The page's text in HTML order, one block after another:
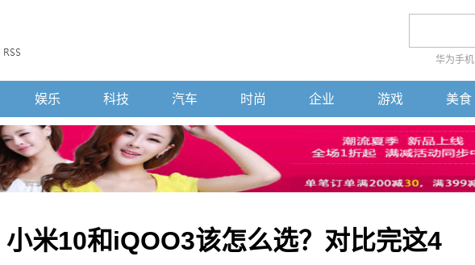
华为手机
娱乐 科技 汽车 时尚 企业 游戏 美食
米10和iQOO3该怎么选？对比完这4